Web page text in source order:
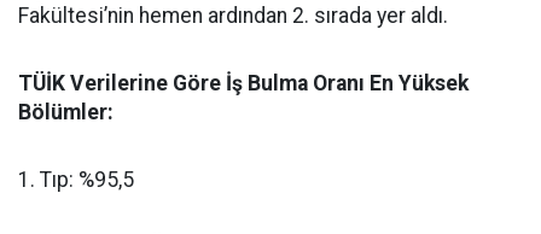
Fakültesi’nin hemen ardından 2. sırada yer aldı.
​TÜİK Verilerine Göre İş Bulma Oranı En Yüksek
Bölümler:
​1. Tıp: %95,5